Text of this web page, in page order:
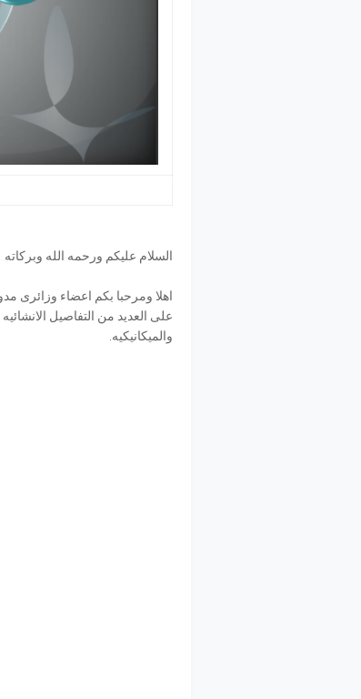
السلام عليكم ورحمه الله وبركاته
اهلا ومرحبا بكم اعضاء وزائرى
على العديد من التفاصيل
والميكانيكيه.